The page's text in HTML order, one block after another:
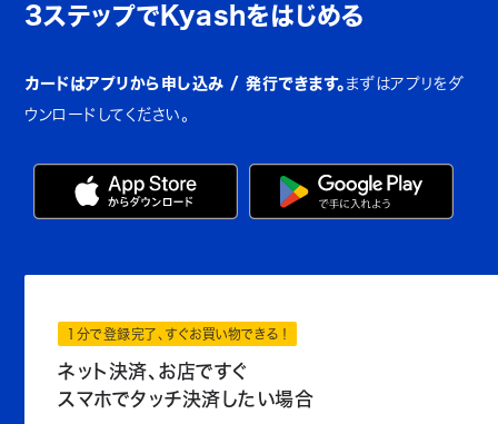
3ステップでKyashをはじめる
カードはアプリから申し込み / 発行できます。 まずはアプリをダ
ウンロードしてください。
1分で登録完了、すぐお買い物できる！
ネット決済、お店ですぐ
スマホでタッチ決済したい場合